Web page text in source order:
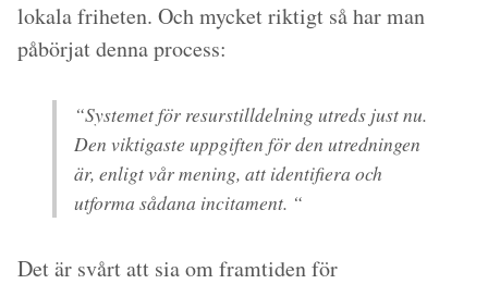
lokala friheten. Och mycket riktigt så har man
påbörjat denna process:
“Systemet för resurstilldelning utreds just nu.
Den viktigaste uppgiften för den utredningen
är, enligt vår mening, att identifiera och
utforma sådana incitament. “
Det är svårt att sia om framtiden för